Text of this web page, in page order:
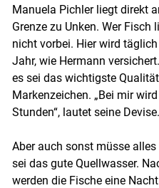
Skip to
Manuela Pichler liegt direkt
Grenze zu Unken. Wer
nicht vorbei. Hier wird
Jahr, wie Hermann
es sei das wichtigste
Markenzeichen. „Bei mir
Stunden“, lautet seine Devise.
Aber auch sonst müsse
sei das gute Quellwasser.
werden die Fische eine